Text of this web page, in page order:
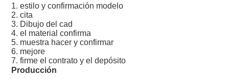
1. estilo y confirmación modelo
2. cita
3. Dibujo del cad
4. el material confirma
5. muestra hacer y confirmar
6. mejore
7. firme el contrato y el depósito
Producción